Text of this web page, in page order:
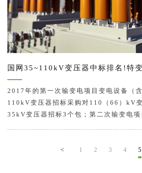
国网35~110kV变压器中标排名!特
2017年的第一次输变电项目变电设备（
110kV变压器招标采购对110（66）kV
35kV变压器招标3个包；第二次输变电
压器招标采购在包数上相对第二次有所
< 1 2 3 4 5